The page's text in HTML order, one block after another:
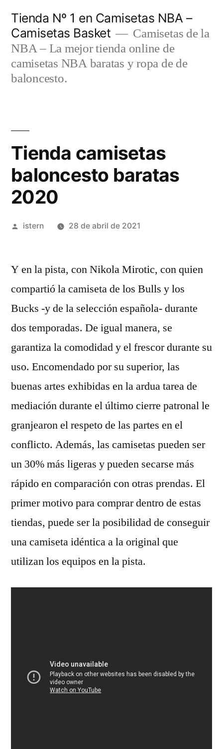
contenido
Tienda Nº 1 en Camisetas NBA –
Camisetas Basket
Camisetas de la
NBA – La mejor tienda online de
camisetas NBA baratas y ropa de de
baloncesto.
Tienda camisetas
baloncesto baratas
2020
Publicado
istern 28 de abril de 2021
Y en la pista, con Nikola Mirotic, con quien
compartió la camiseta de los Bulls y los
Bucks -y de la selección española- durante
dos temporadas. De igual manera, se
garantiza la comodidad y el frescor durante su
uso. Encomendado por su superior, las
buenas artes exhibidas en la ardua tarea de
mediación durante el último cierre patronal le
granjearon el respeto de las partes en el
conflicto. Además, las camisetas pueden ser
un 30% más ligeras y pueden secarse más
rápido en comparación con otras prendas. El
primer motivo para comprar dentro de estas
tiendas, puede ser la posibilidad de conseguir
una camiseta idéntica a la original que
utilizan los equipos en la pista.